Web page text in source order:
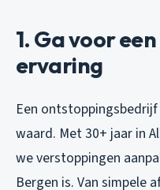
1. Ga voor
ervaring
Een
waard. Met 30+ jaar in
we verstoppingen
Bergen is. Van simpele